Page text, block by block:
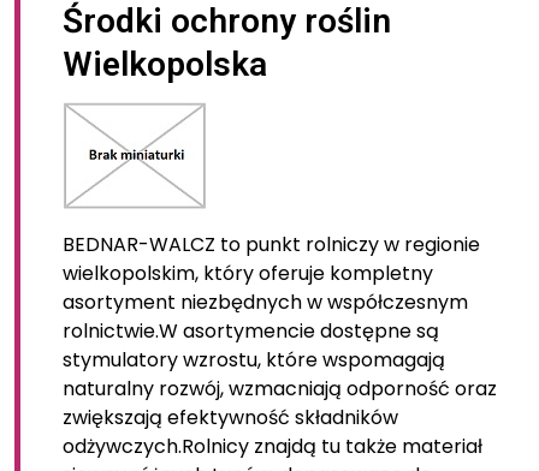
Środki ochrony roślin
Wielkopolska
BEDNAR-WALCZ to punkt rolniczy w regionie
wielkopolskim, który oferuje kompletny
asortyment niezbędnych w współczesnym
rolnictwie.W asortymencie dostępne są
stymulatory wzrostu, które wspomagają
naturalny rozwój, wzmacniają odporność oraz
zwiększają efektywność składników
odżywczych.Rolnicy znajdą tu także materiał